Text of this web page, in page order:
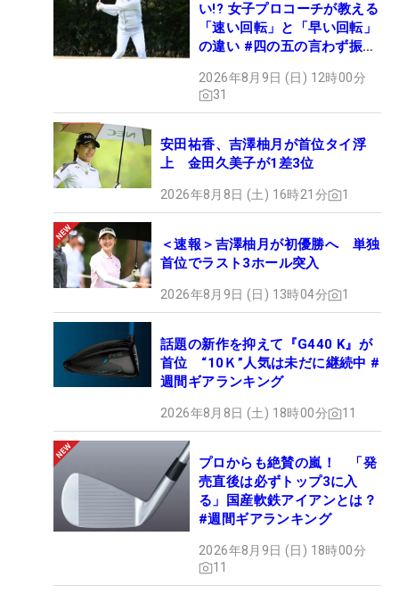
い!? 女子プロコーチが教える
「速い回転」と「早い回転」
の違い #四の五の言わず振り
2026年8月9日 (日) 12時00分
31
安田祐香、吉澤柚月が首位タイ浮
上 金田久美子が1差3位
2026年8月8日 (土) 16時21分 1
＜速報＞吉澤柚月が初優勝へ 単独
首位でラスト3ホール突入
2026年8月9日 (日) 13時04分 1
話題の新作を抑えて『G440 K』が
首位 “10Ｋ”人気は未だに継続中 #
週間ギアランキング
2026年8月8日 (土) 18時00分 11
プロからも絶賛の嵐！ 「発
売直後は必ずトップ3に入
る」国産軟鉄アイアンとは？
#週間ギアランキング
2026年8月9日 (日) 18時00分
11